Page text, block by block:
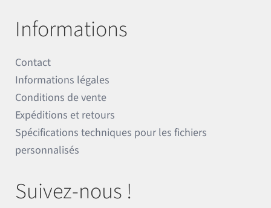
Informations
Contact
Informations légales
Conditions de vente
Expéditions et retours
Spécifications techniques pour les fichiers
personnalisés
Suivez-nous !